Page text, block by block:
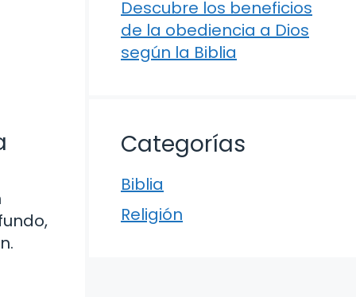
Descubre los beneficios
de la obediencia a Dios
según la Biblia
Categorías
Biblia
Religión